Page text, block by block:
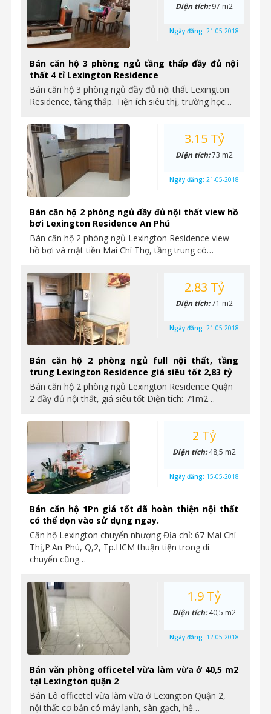
Bán căn hộ 3 phòng ngủ tầng thấp đầy đủ nội
thất 4 tỉ Lexington Residence
Bán căn hộ 3 phòng ngủ đầy đủ nội thất Lexington
Residence, tầng thấp. Tiện ích siêu thị, trường học…
Diện tích:97 m2
Ngày đăng: 21-05-2018
Bán căn hộ 2 phòng ngủ đầy đủ nội thất view hồ
bơi Lexington Residence An Phú
Bán căn hộ 2 phòng ngủ Lexington Residence view
hồ bơi và mặt tiền Mai Chí Thọ, tầng trung có…
3.15 Tỷ
Diện tích:73 m2
Ngày đăng: 21-05-2018
Bán căn hộ 2 phòng ngủ full nội thất, tầng
trung Lexington Residence giá siêu tốt 2,83 tỷ
Bán căn hộ 2 phòng ngủ Lexington Residence Quận
2 đầy đủ nội thất, giá siêu tốt Diện tích: 71m2…
2.83 Tỷ
Diện tích:71 m2
Ngày đăng: 21-05-2018
Bán căn hộ 1Pn giá tốt đã hoàn thiện nội thất
có thể dọn vào sử dụng ngay.
Căn hộ Lexington chuyển nhượng Địa chỉ: 67 Mai Chí
Thị,P.An Phú, Q,2, Tp.HCM thuận tiện trong di
chuyển cũng…
2 Tỷ
Diện tích:48,5 m2
Ngày đăng: 15-05-2018
Bán văn phòng officetel vừa làm vừa ở 40,5 m2
tại Lexington quận 2
Bán Lô officetel vừa làm vừa ở Lexington Quận 2,
nội thất cơ bản có máy lạnh, sàn gạch, hệ…
1.9 Tỷ
Diện tích:40,5 m2
Ngày đăng: 12-05-2018